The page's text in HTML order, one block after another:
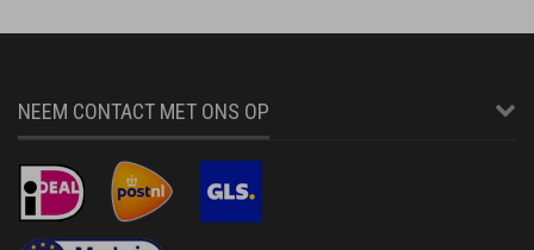
NEEM CONTACT MET ONS OP